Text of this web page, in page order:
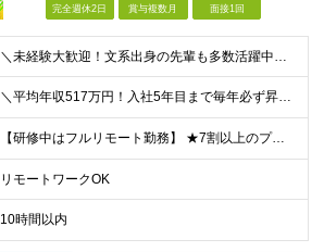
完全週休2日 賞与複数月 面接1回
＼未経験大歓迎！文系出身の先輩も多数活躍中／ ◆PCスキルに自信のない方も歓迎 ◆完全未経験OK ◆社会人デビューもOK ◆学歴不問 ＊*こんなアナタにオススメです*＊ ◇事務職に興味があるが、給与
＼平均年収517万円！入社5年目まで毎年必ず昇給／ ■賞与年3回 ■年収800万円以上も可 ■入社3年以上の平均年収469.2万円 月給23万2000円以上＋賞与年3回＋各種手当 ☆入社5年目まで最
【研修中はフルリモート勤務】 ★7割以上のプロジェクトでリモートワークを導入 ★一都三県のプロジェクト先 ★転居を伴う転勤なし ＜プロジェクト先＞ 東京・神奈川・千葉・埼玉でのプロジェクト先にて勤務
リモートワークOK
10時間以内